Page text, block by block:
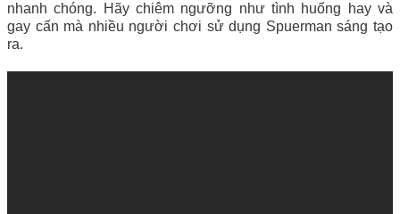
nhanh chóng. Hãy chiêm ngưỡng như tình huống hay và
gay cấn mà nhiều người chơi sử dụng Spuerman sáng tạo
ra.